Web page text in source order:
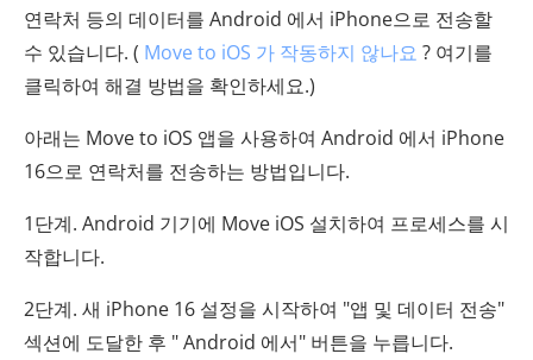
연락처 등의 데이터를 Android 에서 iPhone으로 전송할
수 있습니다. ( Move to iOS 가 작동하지 않나요 ? 여기를
클릭하여 해결 방법을 확인하세요.)
아래는 Move to iOS 앱을 사용하여 Android 에서 iPhone
16으로 연락처를 전송하는 방법입니다.
1단계. Android 기기에 Move iOS 설치하여 프로세스를 시
작합니다.
2단계. 새 iPhone 16 설정을 시작하여 "앱 및 데이터 전송"
섹션에 도달한 후 " Android 에서" 버튼을 누릅니다.